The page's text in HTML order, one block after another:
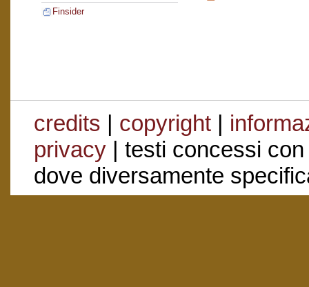
Finsider
credits | copyright|
privacy| testi concessi
dove diversamente